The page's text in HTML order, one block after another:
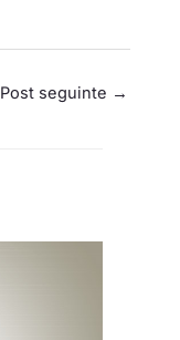
Post seguinte →